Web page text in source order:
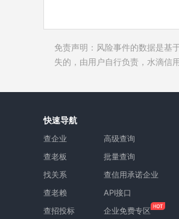
所属集团
免责声明：风险事件的数据是基
失的，由用户自行负责，水滴信
快速导航
查企业
查老板
找关系
查老赖
查招投标
高级查询
批量查询
查信用承诺企业
API接口
企业免费专区